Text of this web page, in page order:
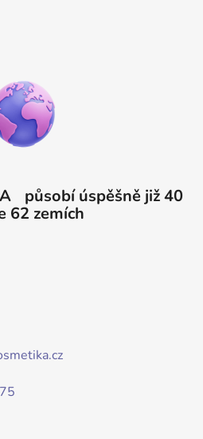
působí úspěšně již 40
62 zemích